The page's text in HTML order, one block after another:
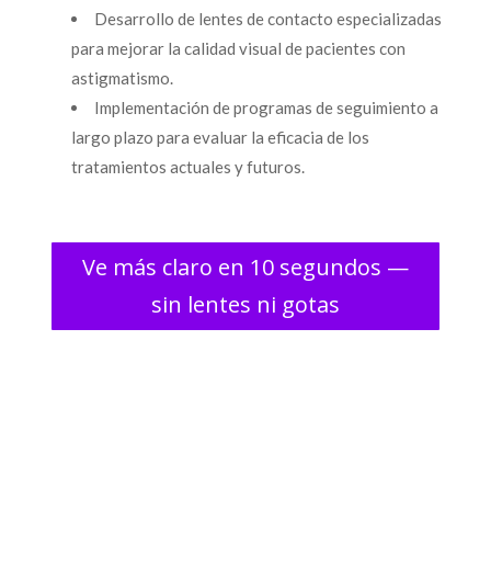
Desarrollo de lentes de contacto especializadas
para mejorar la calidad visual de pacientes con
astigmatismo.
Implementación de programas de seguimiento a
largo plazo para evaluar la eficacia de los
tratamientos actuales y futuros.
Ve más claro en 10 segundos —
sin lentes ni gotas